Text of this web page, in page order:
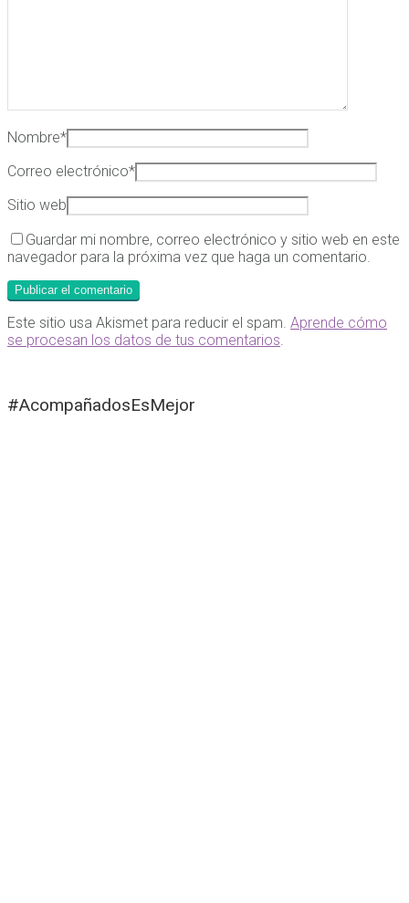
Nombre*
Correo electrónico*
Sitio web
Guardar mi nombre, correo electrónico y sitio web en este
navegador para la próxima vez que haga un comentario.
Este sitio usa Akismet para reducir el spam. Aprende cómo
se procesan los datos de tus comentarios
#AcompañadosEsMejor